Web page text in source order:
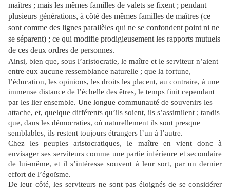
maîtres ; mais les mêmes familles de valets se fixent ; pendant
plusieurs générations, à côté des mêmes familles de maîtres (ce
sont comme des lignes parallèles qui ne se confondent point ni ne
se séparent) ; ce qui modifie prodigieusement les rapports mutuels
de ces deux ordres de personnes.
Ainsi, bien que, sous l’aristocratie, le maître et le serviteur n’aient
entre eux aucune ressemblance naturelle ; que la fortune,
l’éducation, les opinions, les droits les placent, au contraire, à une
immense distance de l’échelle des êtres, le temps finit cependant
par les lier ensemble. Une longue communauté de souvenirs les
attache, et, quelque différents qu’ils soient, ils s’assimilent ; tandis
que, dans les démocraties, où naturellement ils sont presque
semblables, ils restent toujours étrangers l’un à l’autre.
Chez les peuples aristocratiques, le maître en vient donc à
envisager ses serviteurs comme une partie inférieure et secondaire
de lui-même, et il s’intéresse souvent à leur sort, par un dernier
effort de l’égoïsme.
De leur côté, les serviteurs ne sont pas éloignés de se considérer